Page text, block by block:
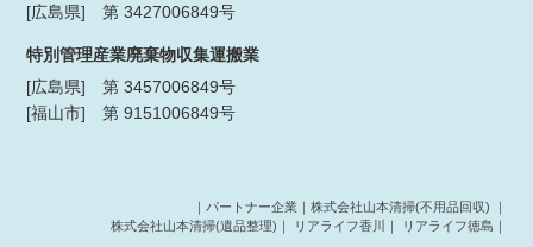
[広島県] 第 3427006849号
特別管理産業廃棄物収集運搬業
[広島県] 第 3457006849号
[福山市] 第 9151006849号
｜パートナー企業｜ 株式会社山本清掃(不用品回収) ｜
株式会社山本清掃(遺品整理) ｜ リアライフ香川 ｜ リアライフ徳島 ｜